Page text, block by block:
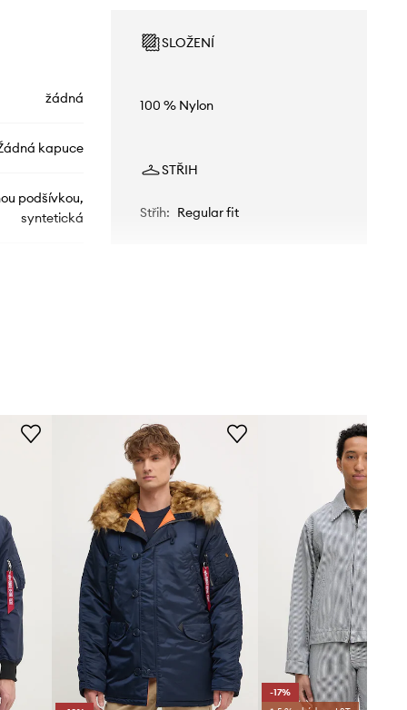
žádná
kapuce
podšívkou,
syntetická
Industries
SLOŽENÍ
100 % Nylon
STŘIH
Střih: Regular fit
-17%